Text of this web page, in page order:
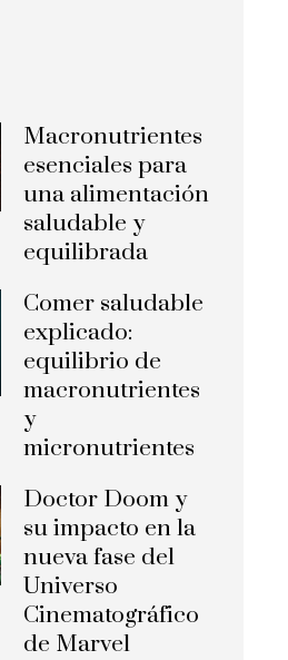
Macronutrientes
esenciales para
una alimentación
saludable y
equilibrada
Comer saludable
explicado:
equilibrio de
macronutrientes
y
micronutrientes
Doctor Doom y
su impacto en la
nueva fase del
Universo
Cinematográfico
de Marvel